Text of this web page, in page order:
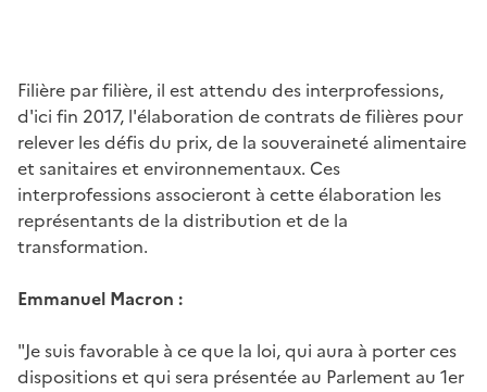
Filière par filière, il est attendu des interprofessions,
d'ici fin 2017, l'élaboration de contrats de filières pour
relever les défis du prix, de la souveraineté alimentaire
et sanitaires et environnementaux. Ces
interprofessions associeront à cette élaboration les
représentants de la distribution et de la
transformation.
Emmanuel Macron :
"Je suis favorable à ce que la loi, qui aura à porter ces
dispositions et qui sera présentée au Parlement au 1er